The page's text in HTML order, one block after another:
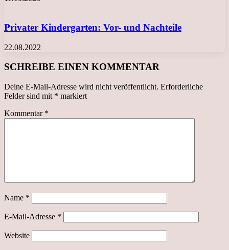
Privater Kindergarten: Vor- und Nachteile
22.08.2022
SCHREIBE EINEN KOMMENTAR
Deine E-Mail-Adresse wird nicht veröffentlicht. Erforderliche
Felder sind mit * markiert
Kommentar *
Name *
E-Mail-Adresse *
Website